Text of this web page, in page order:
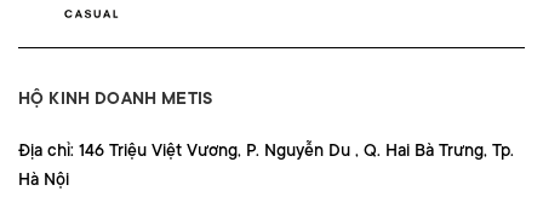
HỘ KINH DOANH METIS
Địa chỉ: 146 Triệu Việt Vương, P. Nguyễn Du , Q. Hai Bà Trưng, Tp.
Hà Nội